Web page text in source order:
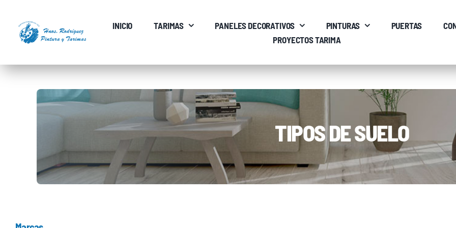
contenido
INICIO TARIMAS PANELES DECORATIVOS PINTURAS PUERTAS
PROYECTOS TARIMA
TIPOS DE SUELO